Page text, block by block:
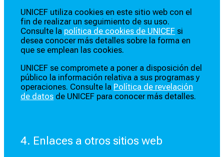
UNICEF utiliza cookies en este sitio web con el
fin de realizar un seguimiento de su uso.
Consulte la política de cookies de UNICEF si
desea conocer más detalles sobre la forma en
que se emplean las cookies.
UNICEF se compromete a poner a disposición del
público la información relativa a sus programas y
operaciones. Consulte la Política de revelación
de datos de UNICEF para conocer más detalles.
4. Enlaces a otros sitios web